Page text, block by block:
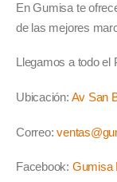
En Gumisa te
de las mejores
Llegamos a todo el
Ubicación: Av San
Correo:
Facebook: Gumisa